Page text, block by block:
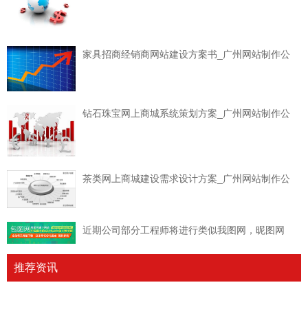
家具招商经销商网站建设方案书_广州网站制作公
钻石珠宝网上商城系统策划方案_广州网站制作公
茶类网上商城建设需求设计方案_广州网站制作公
近期公司部分工程师将进行类似我图网，昵图网
推荐资讯